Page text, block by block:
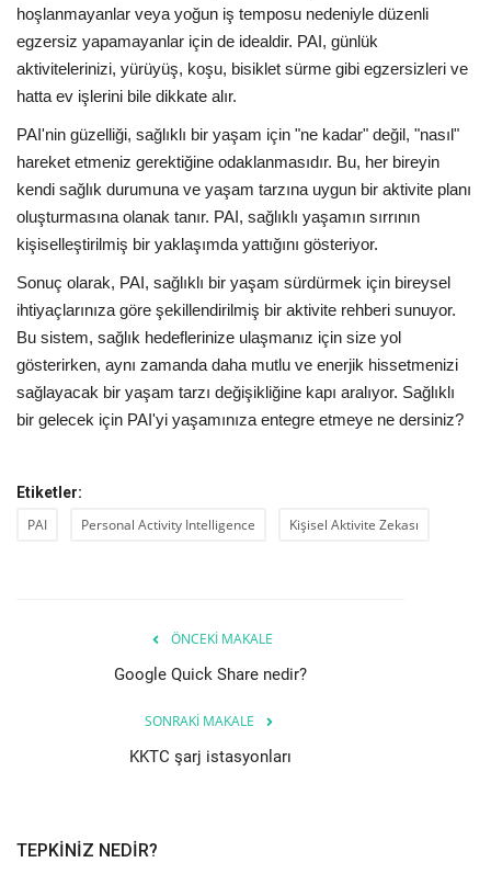
hoşlanmayanlar veya yoğun iş temposu nedeniyle düzenli
egzersiz yapamayanlar için de idealdir. PAI, günlük
aktivitelerinizi, yürüyüş, koşu, bisiklet sürme gibi egzersizleri ve
hatta ev işlerini bile dikkate alır.
PAI'nin güzelliği, sağlıklı bir yaşam için "ne kadar" değil, "nasıl"
hareket etmeniz gerektiğine odaklanmasıdır. Bu, her bireyin
kendi sağlık durumuna ve yaşam tarzına uygun bir aktivite planı
oluşturmasına olanak tanır. PAI, sağlıklı yaşamın sırrının
kişiselleştirilmiş bir yaklaşımda yattığını gösteriyor.
Sonuç olarak, PAI, sağlıklı bir yaşam sürdürmek için bireysel
ihtiyaçlarınıza göre şekillendirilmiş bir aktivite rehberi sunuyor.
Bu sistem, sağlık hedeflerinize ulaşmanız için size yol
gösterirken, aynı zamanda daha mutlu ve enerjik hissetmenizi
sağlayacak bir yaşam tarzı değişikliğine kapı aralıyor. Sağlıklı
bir gelecek için PAI'yi yaşamınıza entegre etmeye ne dersiniz?
Etiketler:
PAI Personal Activity Intelligence Kişisel Aktivite Zekası
ÖNCEKI MAKALE
Google Quick Share nedir?
SONRAKI MAKALE
KKTC şarj istasyonları
TEPKINIZ NEDIR?